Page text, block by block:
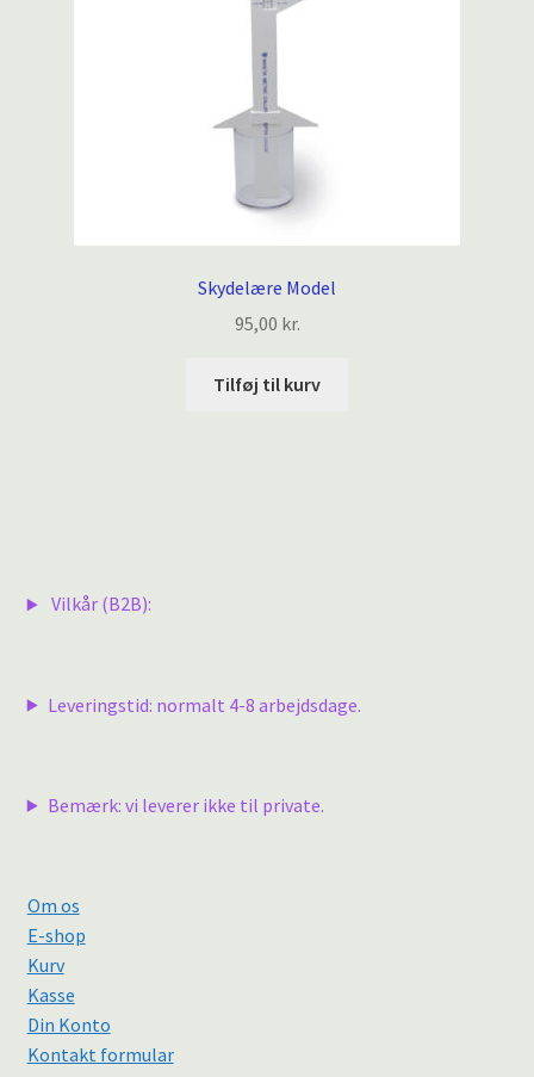
Skydelære Model
95,00 kr.
Tilføj til kurv
Vilkår (B2B):
Leveringstid: normalt 4-8 arbejdsdage.
Bemærk: vi leverer ikke til private.
Om os
E-shop
Kurv
Kasse
Din Konto
Kontakt formular